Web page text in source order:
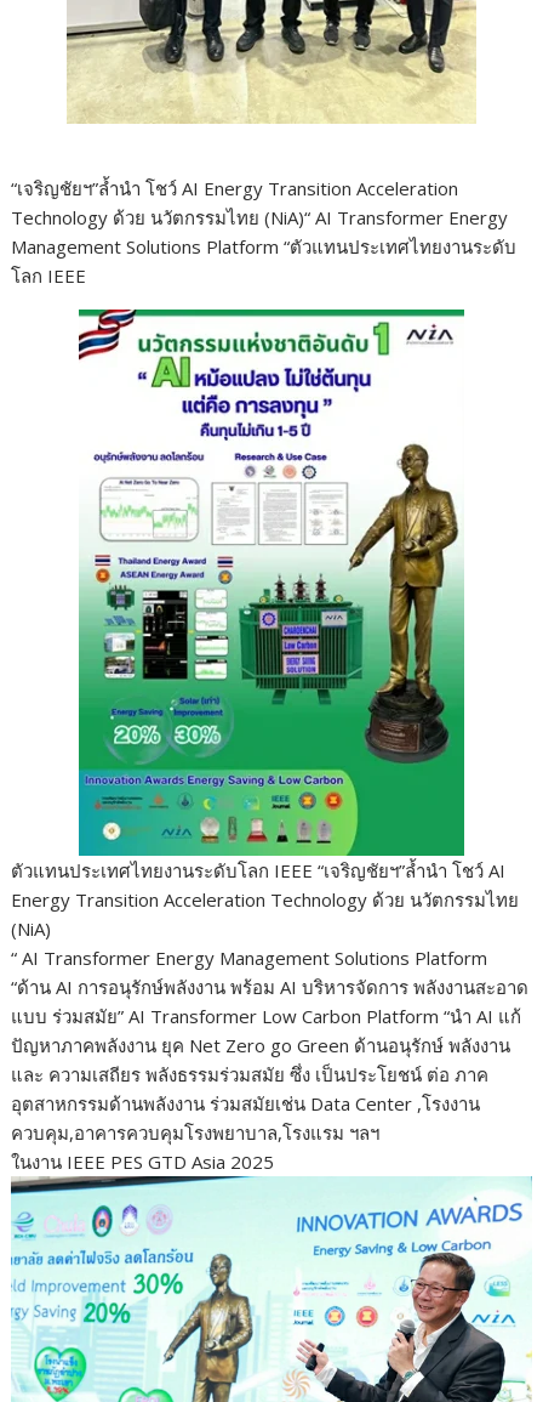
“เจริญชัยฯ”ล้ำนำ โชว์ AI Energy Transition Acceleration
Technology ด้วย นวัตกรรมไทย (NiA)“ AI Transformer Energy
Management Solutions Platform “ตัวแทนประเทศไทยงานระดับ
โลก IEEE
ตัวแทนประเทศไทยงานระดับโลก IEEE “เจริญชัยฯ”ล้ำนำ โชว์ AI
Energy Transition Acceleration Technology ด้วย นวัตกรรมไทย
(NiA)
“ AI Transformer Energy Management Solutions Platform
“ด้าน AI การอนุรักษ์พลังงาน พร้อม AI บริหารจัดการ พลังงานสะอาด
แบบ ร่วมสมัย” AI Transformer Low Carbon Platform “นำ AI แก้
ปัญหาภาคพลังงาน ยุค Net Zero go Green ด้านอนุรักษ์ พลังงาน
และ ความเสถียร พลังธรรมร่วมสมัย ซึ่ง เป็นประโยชน์ ต่อ ภาค
อุตสาหกรรมด้านพลังงาน ร่วมสมัยเช่น Data Center ,โรงงาน
ควบคุม,อาคารควบคุมโรงพยาบาล,โรงแรม ฯลฯ
ในงาน IEEE PES GTD Asia 2025